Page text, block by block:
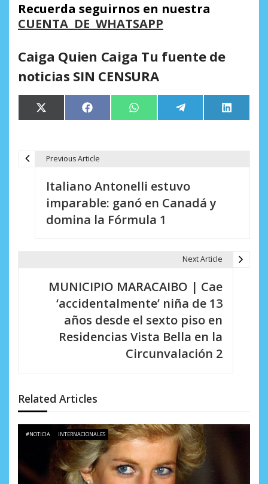
Recuerda seguirnos en nuestra
CUENTA DE WHATSAPP
Caiga Quien Caiga Tu fuente de
noticias SIN CENSURA
Compartir
en
X
(Twitter)
Compartir
en
Facebook Compartir
en
WhatsApp Compartir
en
Telegram
en
LinkedIn
e
e
t
Previous Article
Italiano Antonelli estuvo
imparable: ganó en Canadá y
domina la Fórmula 1
Next Article
MUNICIPIO MARACAIBO | Cae
‘accidentalmente’ niña de 13
años desde el sexto piso en
Residencias Vista Bella en la
Circunvalación 2
Related Articles
#NOTICIA INTERNACIONALES